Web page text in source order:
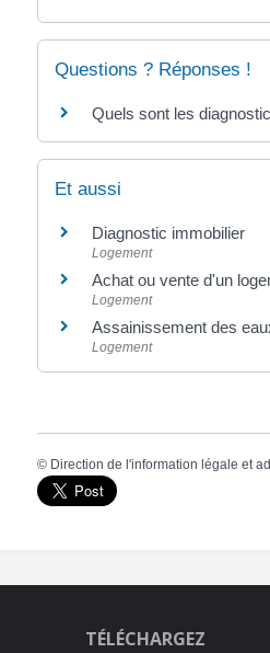
Questions ? Réponses !
Quels sont les
Et aussi
Diagnostic immobilier
Logement
Achat ou vente d'un
Logement
Assainissement des
Logement
© Direction de l'information légale et
TÉLÉCHARGEZ